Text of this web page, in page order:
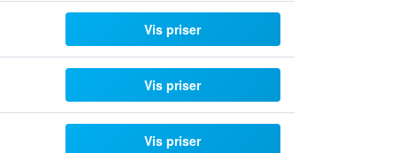
Vis priser
Vis priser
Vis priser